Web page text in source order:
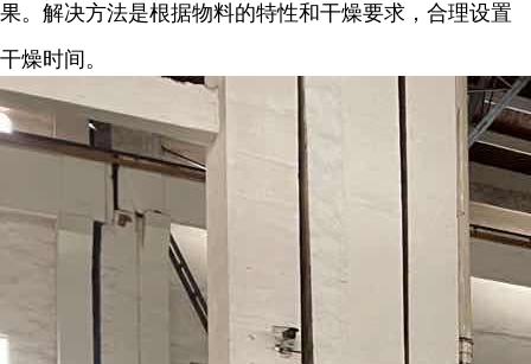
果。解决方法是根据物料的特性和干燥要求，合理设置
干燥时间。